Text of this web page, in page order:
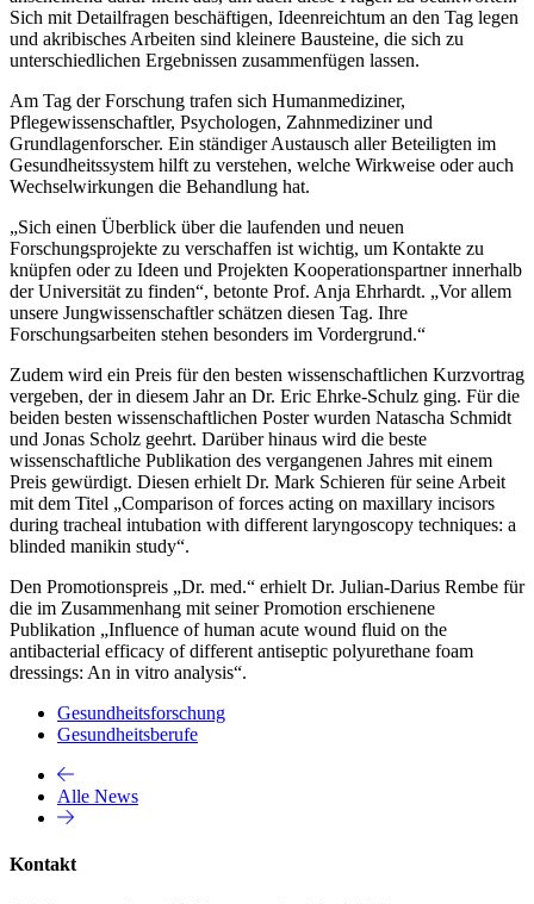
Sich mit Detailfragen beschäftigen, Ideenreichtum an den Tag legen
und akribisches Arbeiten sind kleinere Bausteine, die sich zu
unterschiedlichen Ergebnissen zusammenfügen lassen.
Am Tag der Forschung trafen sich Humanmediziner,
Pflegewissenschaftler, Psychologen, Zahnmediziner und
Grundlagenforscher. Ein ständiger Austausch aller Beteiligten im
Gesundheitssystem hilft zu verstehen, welche Wirkweise oder auch
Wechselwirkungen die Behandlung hat.
„Sich einen Überblick über die laufenden und neuen
Forschungsprojekte zu verschaffen ist wichtig, um Kontakte zu
knüpfen oder zu Ideen und Projekten Kooperationspartner innerhalb
der Universität zu finden“, betonte Prof. Anja Ehrhardt. „Vor allem
unsere Jungwissenschaftler schätzen diesen Tag. Ihre
Forschungsarbeiten stehen besonders im Vordergrund.“
Zudem wird ein Preis für den besten wissenschaftlichen Kurzvortrag
vergeben, der in diesem Jahr an Dr. Eric Ehrke-Schulz ging. Für die
beiden besten wissenschaftlichen Poster wurden Natascha Schmidt
und Jonas Scholz geehrt. Darüber hinaus wird die beste
wissenschaftliche Publikation des vergangenen Jahres mit einem
Preis gewürdigt. Diesen erhielt Dr. Mark Schieren für seine Arbeit
mit dem Titel „Comparison of forces acting on maxillary incisors
during tracheal intubation with different laryngoscopy techniques: a
blinded manikin study“.
Den Promotionspreis „Dr. med.“ erhielt Dr. Julian-Darius Rembe für
die im Zusammenhang mit seiner Promotion erschienene
Publikation „Influence of human acute wound fluid on the
antibacterial efficacy of different antiseptic polyurethane foam
dressings: An in vitro analysis“.
Gesundheitsforschung
Gesundheitsberufe
Alle News
Kontakt